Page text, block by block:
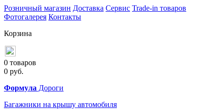
Розничный магазин Доставка Сервис Trade-in товаров
Фотогалерея Контакты
Корзина
0 товаров
0 руб.
Формула Дороги
Багажники на крышу автомобиля